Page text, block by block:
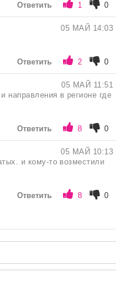
Ответить 1 0
05 МАЙ 14:03
Ответить 2 0
05 МАЙ 11:51
направления в регионе где
Ответить 8 0
05 МАЙ 10:13
и кому-то возместили
Ответить 8 0